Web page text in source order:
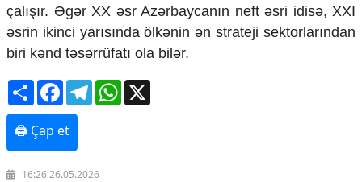
çalışır. Əgər XX əsr Azərbaycanın neft əsri idisə, XXI
əsrin ikinci yarısında ölkənin ən strateji sektorlarından
biri kənd təsərrüfatı ola bilər.
ShareFacebookTelegramWhatsApp
🖨 Çap et
16:26 26.05.2026